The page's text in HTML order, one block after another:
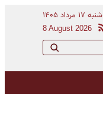
شنبه ۱۷ مرداد ۱۴۰۵
8 August 2026